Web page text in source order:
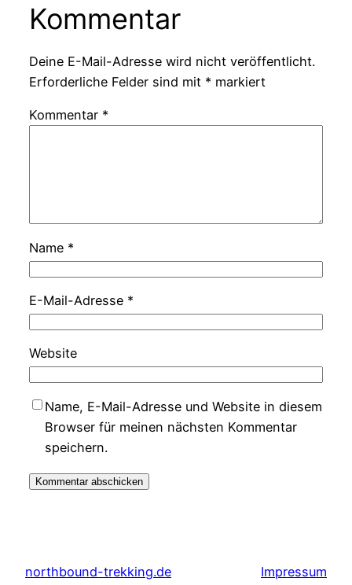
Kommentar
Deine E-Mail-Adresse wird nicht veröffentlicht.
Erforderliche Felder sind mit * markiert
Kommentar *
Name *
E-Mail-Adresse *
Website
Name, E-Mail-Adresse und Website in diesem
Browser für meinen nächsten Kommentar
speichern.
northbound-trekking.de Impressum